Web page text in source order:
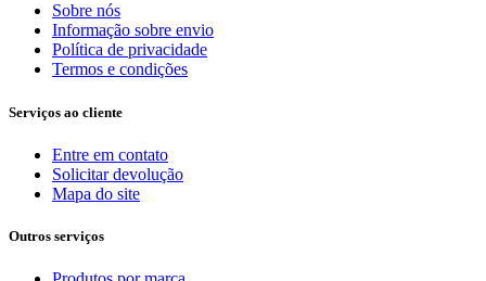
Sobre nós
Informação sobre envio
Política de privacidade
Termos e condições
Serviços ao cliente
Entre em contato
Solicitar devolução
Mapa do site
Outros serviços